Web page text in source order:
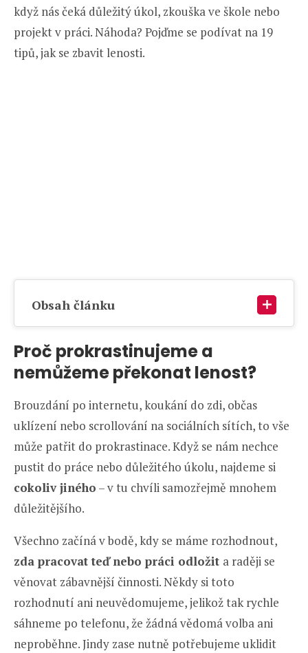
když nás čeká důležitý úkol, zkouška ve škole nebo
projekt v práci. Náhoda? Pojďme se podívat na 19
tipů, jak se zbavit lenosti.
Obsah článku
Proč prokrastinujeme a
nemůžeme překonat lenost?
Brouzdání po internetu, koukání do zdi, občas
uklízení nebo scrollování na sociálních sítích, to vše
může patřit do prokrastinace. Když se nám nechce
pustit do práce nebo důležitého úkolu, najdeme si
cokoliv jiného – v tu chvíli samozřejmě mnohem
důležitějšího.
Všechno začíná v bodě, kdy se máme rozhodnout,
zda pracovat teď nebo práci odložit a raději se
věnovat zábavnější činnosti. Někdy si toto
rozhodnutí ani neuvědomujeme, jelikož tak rychle
sáhneme po telefonu, že žádná vědomá volba ani
neproběhne. Jindy zase nutně potřebujeme uklidit